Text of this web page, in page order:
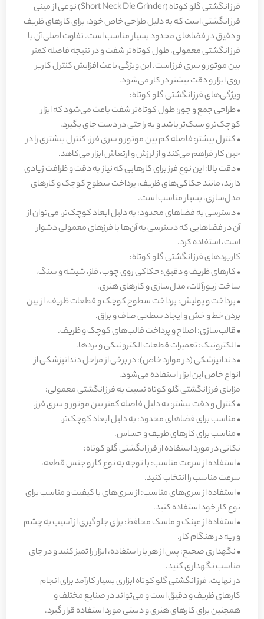
فرز انگشتی گلو کوتاه (Short Neck Die Grinder) نوعی از مینی
فرز انگشتی است که به دلیل طراحی خاص خود، برای کارهای ظریف
و دقیق در فضاهای محدود بسیار مناسب است. تفاوت اصلی آن با
فرز انگشتی معمولی، طول کوتاه‌تر شفت و در نتیجه فاصله کمتر
بین موتور و سری فرز است. این ویژگی باعث افزایش کنترل کاربر
روی ابزار و دقت بیشتر در کار می‌شود.
ویژگی‌های فرز انگشتی گلو کوتاه:
• طراحی جمع و جور: طول کوتاه‌تر شفت باعث می‌شود که ابزار
کوچک‌تر و سبک‌تر باشد و به راحتی در دست جای بگیرد.
• کنترل بیشتر: فاصله کم بین موتور و سری فرز، کنترل بیشتری را در
حین کار فراهم می‌کند و از لرزش و ارتعاش ابزار می‌کاهد.
• دقت بالا: این نوع فرز برای کارهایی که نیاز به دقت و ظرافت زیادی
دارند، مانند حکاکی‌های ظریف، پرداخت سطوح کوچک و کارهای
مدل‌سازی، بسیار مناسب است.
• دسترسی به فضاهای محدود: به دلیل ابعاد کوچک‌تر، می‌توان از
آن در فضاهایی که دسترسی به آن‌ها با فرزهای معمولی دشوار
است، استفاده کرد.
کاربردهای فرز انگشتی گلو کوتاه:
• کارهای ظریف و دقیق: حکاکی روی چوب، فلز، شیشه و سنگ،
ساخت زیورآلات، مدل‌سازی و کارهای هنری.
• پرداخت و پولیش: پرداخت سطوح کوچک و قطعات ظریف، از بین
بردن خط و خش و ایجاد سطحی صاف و براق.
• قالب‌سازی: اصلاح و پرداخت قالب‌های کوچک و ظریف.
• الکترونیک: تعمیرات قطعات الکترونیکی و بردها.
• دندانپزشکی (در موارد خاص): در برخی از مراحل دندانپزشکی از
انواع خاص این ابزار استفاده می‌شود.
مزایای فرز انگشتی گلو کوتاه نسبت به فرز انگشتی معمولی:
• کنترل و دقت بیشتر: به دلیل فاصله کمتر بین موتور و سری فرز.
• مناسب برای فضاهای محدود: به دلیل ابعاد کوچک‌تر.
• مناسب برای کارهای ظریف و حساس.
نکاتی در مورد استفاده از فرز انگشتی گلو کوتاه:
• استفاده از سرعت مناسب: با توجه به نوع کار و جنس قطعه،
سرعت مناسب را انتخاب کنید.
• استفاده از سری‌های مناسب: از سری‌های با کیفیت و مناسب برای
نوع کار خود استفاده کنید.
• استفاده از عینک و ماسک محافظ: برای جلوگیری از آسیب به چشم
و ریه در هنگام کار.
• نگهداری صحیح: پس از هر بار استفاده، ابزار را تمیز کنید و در جای
مناسب نگهداری کنید.
در نهایت، فرز انگشتی گلو کوتاه ابزاری بسیار کارآمد برای انجام
کارهای ظریف و دقیق است و می‌تواند در صنایع مختلف و
همچنین برای کارهای هنری و دستی مورد استفاده قرار گیرد.